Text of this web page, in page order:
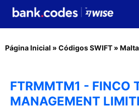
Página Inicial » Códigos SWIFT » Malta
FTRMMTM1 - FINCO
MANAGEMENT